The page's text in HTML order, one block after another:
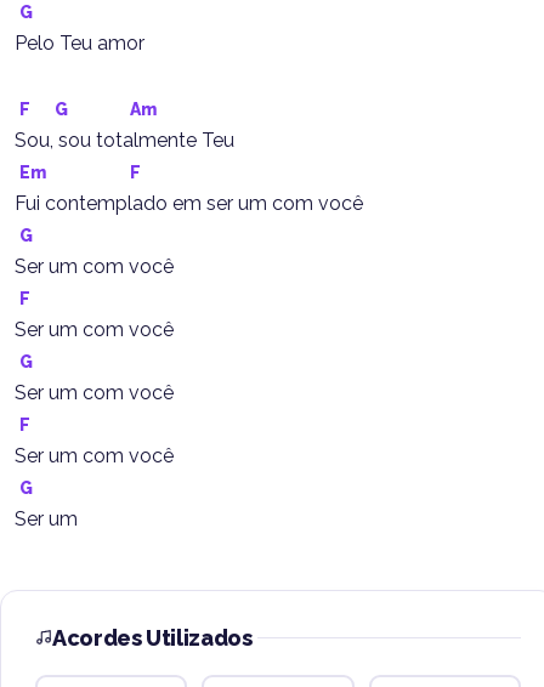
G
Pelo Teu amor
F G Am
Sou, sou totalmente Teu
Em F
Fui contemplado em ser um com você
G
Ser um com você
F
Ser um com você
G
Ser um com você
F
Ser um com você
G
Ser um
Acordes Utilizados